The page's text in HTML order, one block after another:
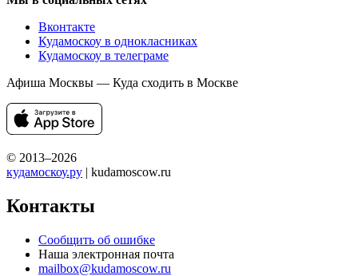
Вконтакте
Кудамоскоу в однокласниках
Кудамоскоу в телеграме
Афиша Москвы — Куда сходить в Москве
© 2013–2026
кудамоскоу.ру | kudamoscow.ru
Контакты
Сообщить об ошибке
Наша электронная почта
mailbox@kudamoscow.ru